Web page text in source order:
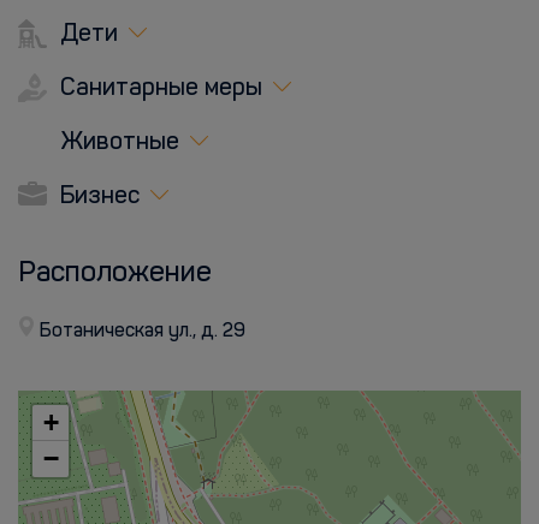
Дети
Санитарные меры
Животные
Бизнес
Расположение
Ботаническая ул., д. 29
+
−